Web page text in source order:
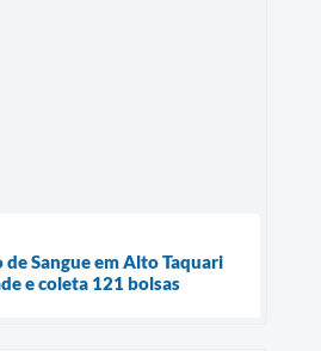
Sangue em Alto Taquari
e coleta 121 bolsas